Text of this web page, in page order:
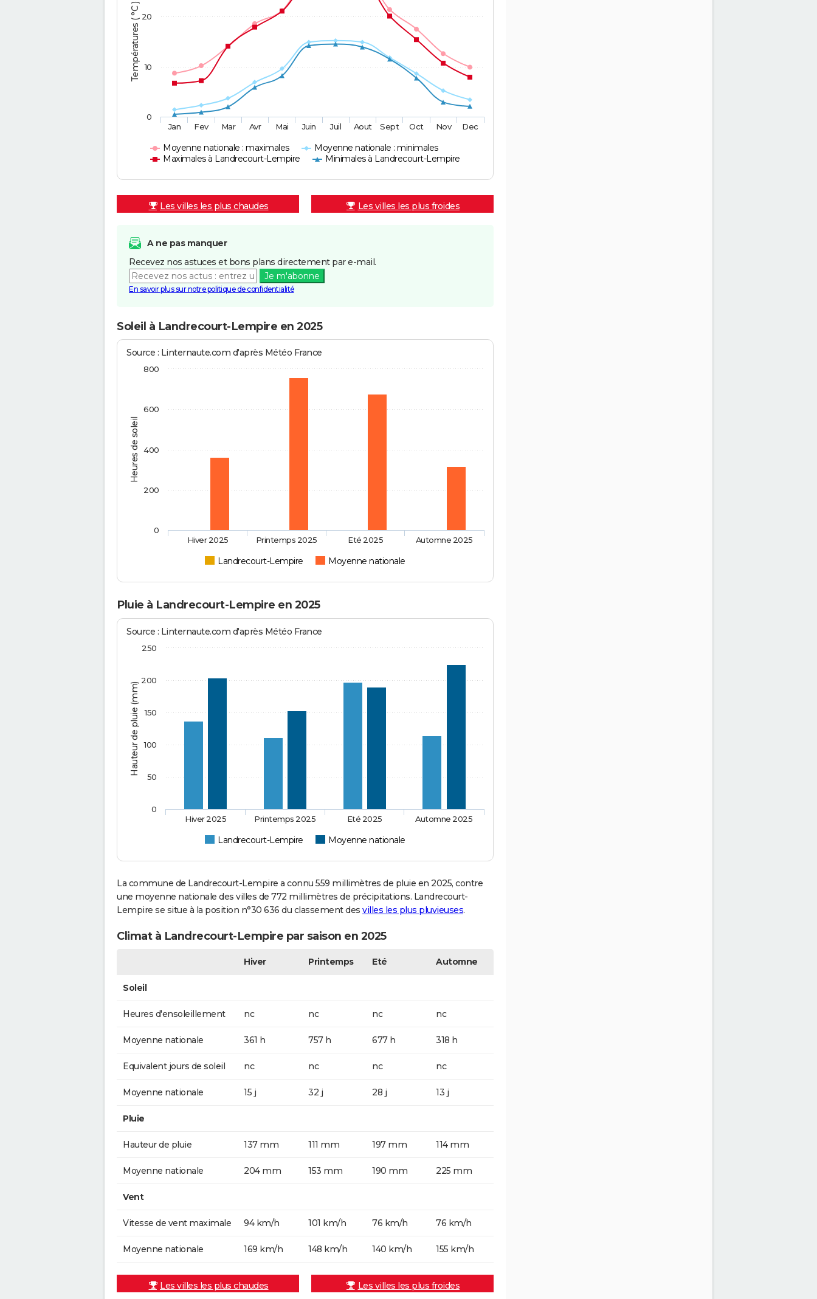
Températures ( °C )
Moyenne nationale : maximales
Moyenne nationale : minimales
Maximales à Landrecourt-Lempire
Minimales à Landrecourt-Lempire
Jan Fev Mar Avr Mai Juin Juil Aout Sept Oct Nov Dec
0
10
20
Les villes les plus chaudes Les villes les plus froides
A ne pas manquer
Recevez nos astuces et bons plans directement par e-mail.
Je m'abonne
En savoir plus sur notre politique de confidentialité
Soleil à Landrecourt-Lempire en 2025
Heures de soleil
Source : Linternaute.com d'après Météo France
Landrecourt-Lempire Moyenne nationale
Hiver 2025 Printemps 2025 Eté 2025 Automne 2025
0
200
400
600
800
Pluie à Landrecourt-Lempire en 2025
Hauteur de pluie (mm)
Source : Linternaute.com d'après Météo France
Landrecourt-Lempire Moyenne nationale
Hiver 2025 Printemps 2025 Eté 2025 Automne 2025
0
50
100
150
200
250
La commune de Landrecourt-Lempire a connu 559 millimètres de pluie en 2025, contre
une moyenne nationale des villes de 772 millimètres de précipitations. Landrecourt-
Lempire se situe à la position n°30 636 du classement des villes les plus pluvieuses.
Climat à Landrecourt-Lempire par saison en 2025
Hiver Printemps Eté Automne
Soleil
Heures d'ensoleillement nc nc nc nc
Moyenne nationale 361 h 757 h 677 h 318 h
Equivalent jours de soleil nc nc nc nc
Moyenne nationale 15 j 32 j 28 j 13 j
Pluie
Hauteur de pluie 137 mm 111 mm 197 mm 114 mm
Moyenne nationale 204 mm 153 mm 190 mm 225 mm
Vent
Vitesse de vent maximale 94 km/h 101 km/h 76 km/h 76 km/h
Moyenne nationale 169 km/h 148 km/h 140 km/h 155 km/h
Les villes les plus chaudes Les villes les plus froides